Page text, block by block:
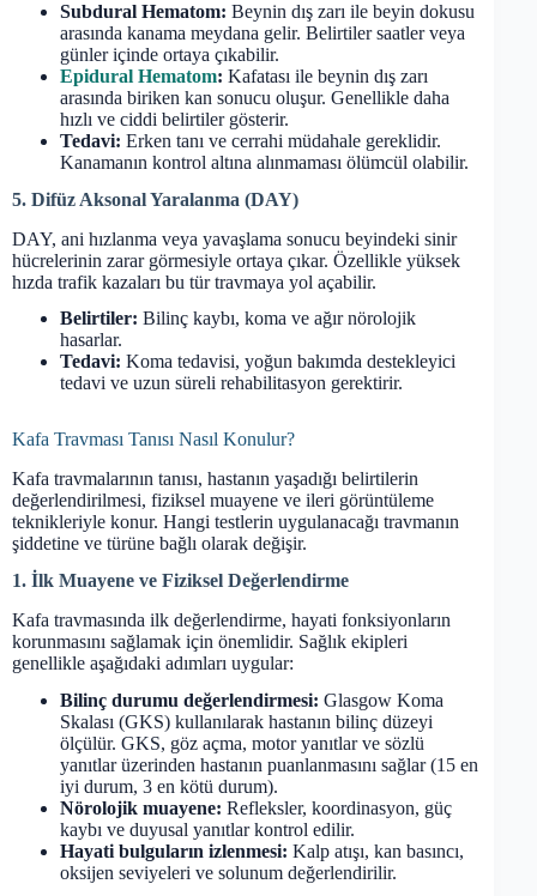
Subdural Hematom: Beynin dış zarı ile beyin dokusu
arasında kanama meydana gelir. Belirtiler saatler veya
günler içinde ortaya çıkabilir.
Epidural Hematom: Kafatası ile beynin dış zarı
arasında biriken kan sonucu oluşur. Genellikle daha
hızlı ve ciddi belirtiler gösterir.
Tedavi: Erken tanı ve cerrahi müdahale gereklidir.
Kanamanın kontrol altına alınmaması ölümcül olabilir.
5. Difüz Aksonal Yaralanma (DAY)
DAY, ani hızlanma veya yavaşlama sonucu beyindeki sinir
hücrelerinin zarar görmesiyle ortaya çıkar. Özellikle yüksek
hızda trafik kazaları bu tür travmaya yol açabilir.
Belirtiler: Bilinç kaybı, koma ve ağır nörolojik
hasarlar.
Tedavi: Koma tedavisi, yoğun bakımda destekleyici
tedavi ve uzun süreli rehabilitasyon gerektirir.
Kafa Travması Tanısı Nasıl Konulur?
Kafa travmalarının tanısı, hastanın yaşadığı belirtilerin
değerlendirilmesi, fiziksel muayene ve ileri görüntüleme
teknikleriyle konur. Hangi testlerin uygulanacağı travmanın
şiddetine ve türüne bağlı olarak değişir.
1. İlk Muayene ve Fiziksel Değerlendirme
Kafa travmasında ilk değerlendirme, hayati fonksiyonların
korunmasını sağlamak için önemlidir. Sağlık ekipleri
genellikle aşağıdaki adımları uygular:
Bilinç durumu değerlendirmesi: Glasgow Koma
Skalası (GKS) kullanılarak hastanın bilinç düzeyi
ölçülür. GKS, göz açma, motor yanıtlar ve sözlü
yanıtlar üzerinden hastanın puanlanmasını sağlar (15 en
iyi durum, 3 en kötü durum).
Nörolojik muayene: Refleksler, koordinasyon, güç
kaybı ve duyusal yanıtlar kontrol edilir.
Hayati bulguların izlenmesi: Kalp atışı, kan basıncı,
oksijen seviyeleri ve solunum değerlendirilir.